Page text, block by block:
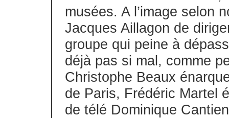
musées. A l’image selon
Jacques Aillagon de
groupe qui peine à
déjà pas si mal, comme
Christophe Beaux
de Paris, Frédéric Martel
de télé Dominique